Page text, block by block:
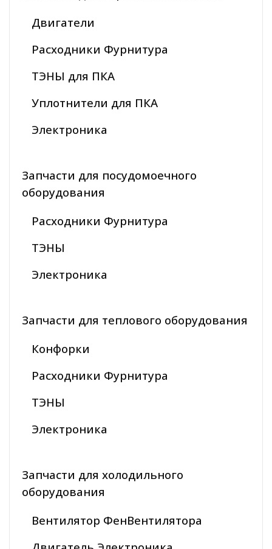
Двигатели
Расходники Фурнитура
ТЭНЫ для ПКА
Уплотнители для ПКА
Электроника
Запчасти для посудомоечного
оборудования
Расходники Фурнитура
ТЭНЫ
Электроника
Запчасти для теплового оборудования
Конфорки
Расходники Фурнитура
ТЭНЫ
Электроника
Запчасти для холодильного
оборудования
Вентилятор ФенВентилятора